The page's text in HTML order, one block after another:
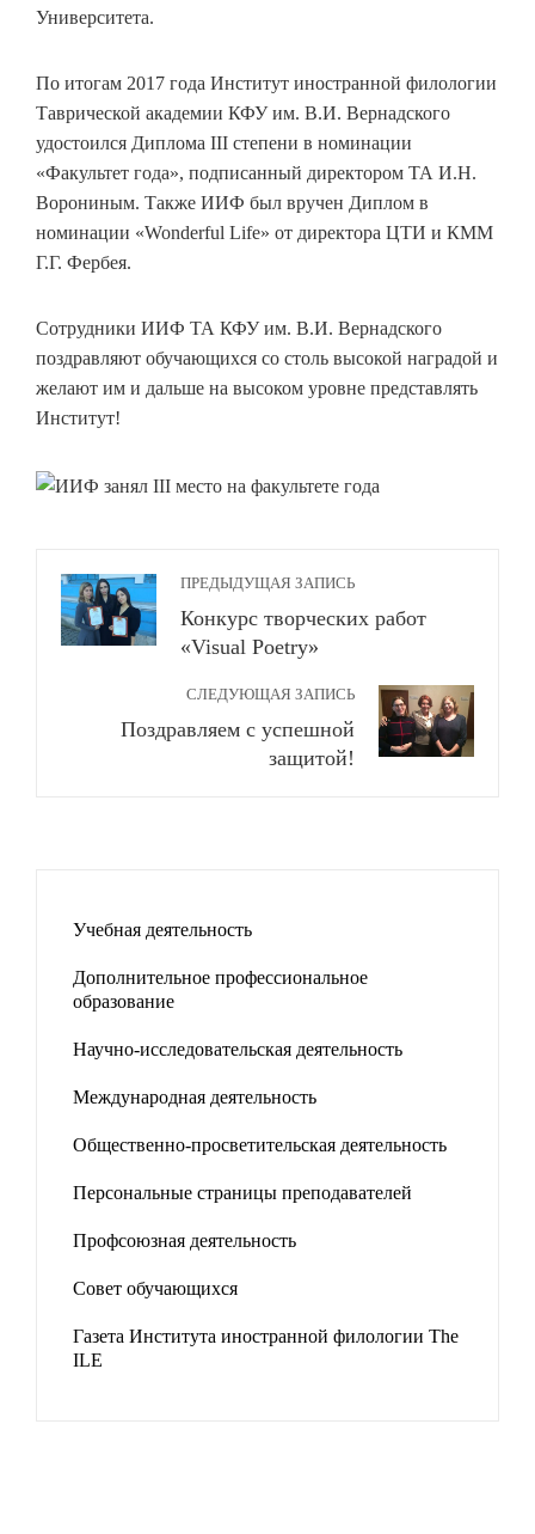
Университета.
По итогам 2017 года Институт иностранной филологии
Таврической академии КФУ им. В.И. Вернадского
удостоился Диплома III степени в номинации
«Факультет года», подписанный директором ТА И.Н.
Ворониным. Также ИИФ был вручен Диплом в
номинации «Wonderful Life» от директора ЦТИ и КММ
Г.Г. Фербея.
Сотрудники ИИФ ТА КФУ им. В.И. Вернадского
поздравляют обучающихся со столь высокой наградой и
желают им и дальше на высоком уровне представлять
Институт!
ПРЕДЫДУЩАЯ ЗАПИСЬ
Конкурс творческих работ
«Visual Poetry»
СЛЕДУЮЩАЯ ЗАПИСЬ
Поздравляем с успешной
защитой!
Учебная деятельность
Дополнительное профессиональное
образование
Научно-исследовательская деятельность
Международная деятельность
Общественно-просветительская деятельность
Персональные страницы преподавателей
Профсоюзная деятельность
Совет обучающихся
Газета Института иностранной филологии The
ILE